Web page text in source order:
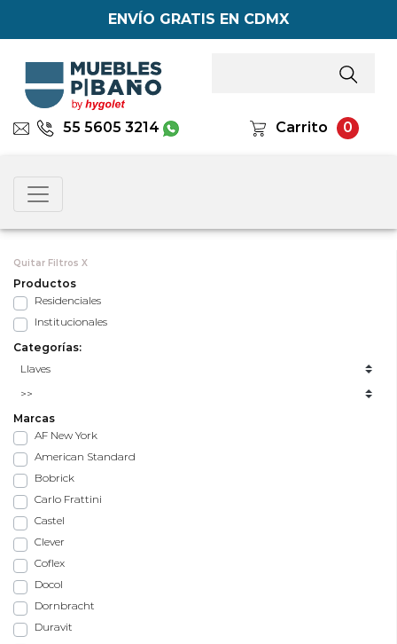
ENVÍO GRATIS EN CDMX
55 5605 3214 Carrito 0
Quitar Filtros X
Productos
Residenciales
Institucionales
Categorías:
Marcas
AF New York
American Standard
Bobrick
Carlo Frattini
Castel
Clever
Coflex
Docol
Dornbracht
Duravit